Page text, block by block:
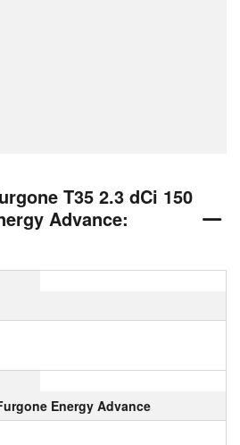
T35 2.3 dCi 150
Advance:
Energy Advance